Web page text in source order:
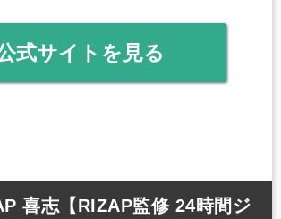
式サイトを見る
喜志【RIZAP監修 24時間ジ